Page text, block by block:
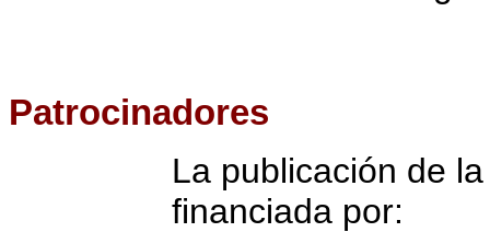
Patrocinadores
La publicación de
financiada por: